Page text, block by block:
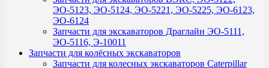
ЭО-5123, ЭО-5124, ЭО-5221, ЭО-5225, ЭО-6123,
ЭО-6124
Запчасти для экскаваторов Драглайн ЭО-5111,
ЭО-5116, Э-10011
Запчасти для колёсных экскаваторов
Запчасти для колесных экскаваторов Caterpillar